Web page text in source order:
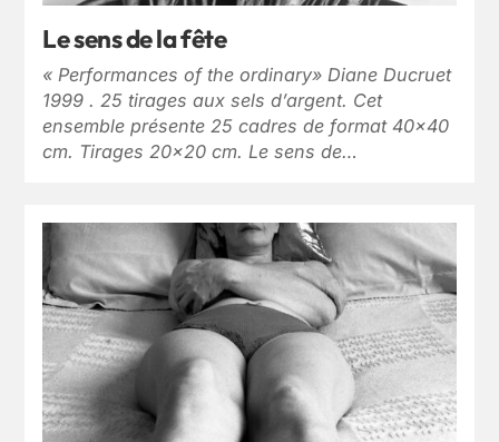
Le sens de la fête
« Performances of the ordinary» Diane Ducruet
1999 . 25 tirages aux sels d’argent. Cet
ensemble présente 25 cadres de format 40×40
cm. Tirages 20×20 cm. Le sens de…